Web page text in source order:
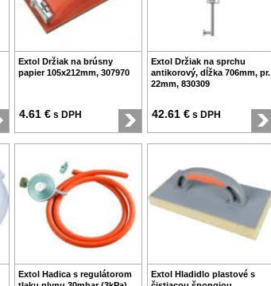
Extol Držiak na brúsny
papier 105x212mm, 307970
4.61 € s DPH
Extol Držiak na sprchu
antikorový, dĺžka 706mm, pr.
22mm, 830309
42.61 € s DPH
Extol Hadica s regulátorom
Extol Hladidlo plastové s